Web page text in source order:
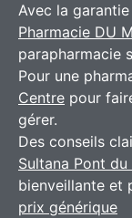
Avec la
Pharmacie DU
parapharmacie
Pour une
Centre pour
gérer.
Des conseils
Sultana Pont du
bienveillante et
prix générique